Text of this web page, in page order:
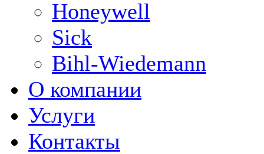
Honeywell
Sick
Bihl-Wiedemann
О компании
Услуги
Контакты